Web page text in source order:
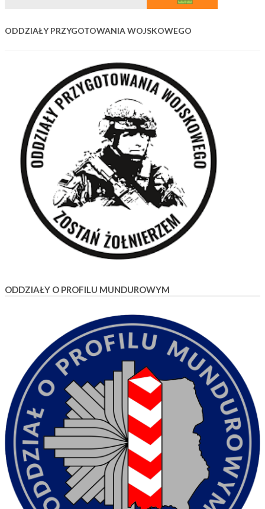
ODDZIAŁY PRZYGOTOWANIA WOJSKOWEGO
ODDZIAŁY O PROFILU MUNDUROWYM